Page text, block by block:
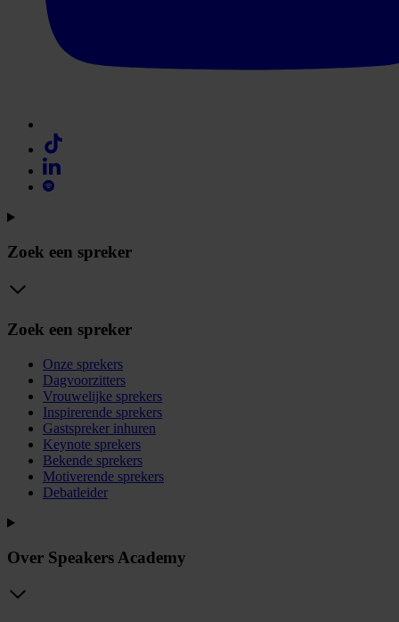
Zoek een spreker
Zoek een spreker
Onze sprekers
Dagvoorzitters
Vrouwelijke sprekers
Inspirerende sprekers
Gastspreker inhuren
Keynote sprekers
Bekende sprekers
Motiverende sprekers
Debatleider
Over Speakers Academy